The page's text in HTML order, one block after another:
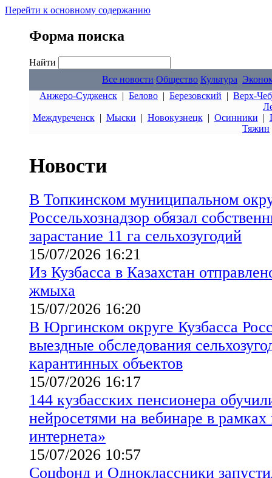
Перейти к основному содержанию
Форма поиска
Найти
Все новости Общество Культура
Анжеро-Судженск | Белово | Березовский | Верх-
Междуреченск| Мыски | Новокузнецк| Осинники |
Тяжин
Новости
В Топкинском муниципальном
Россельхознадзор обязал
зарастание 11 га сельхозугодий
15/07/2026 16:21
Из Кузбасса в Казахстан
жмыха
15/07/2026 16:20
В Юргинском округе Кузбасса
выездные обследования
карантинных объектов
15/07/2026 16:17
144 кузбасских пенсионера
нейросетями на вебинаре в рамках
интернета»
15/07/2026 10:57
Соцфонд и Одноклассники